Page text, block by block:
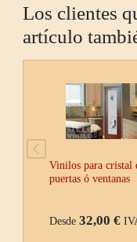
Los clientes
artículo
Vinilos para cristal
puertas ó ventanas
Desde 32,00 €